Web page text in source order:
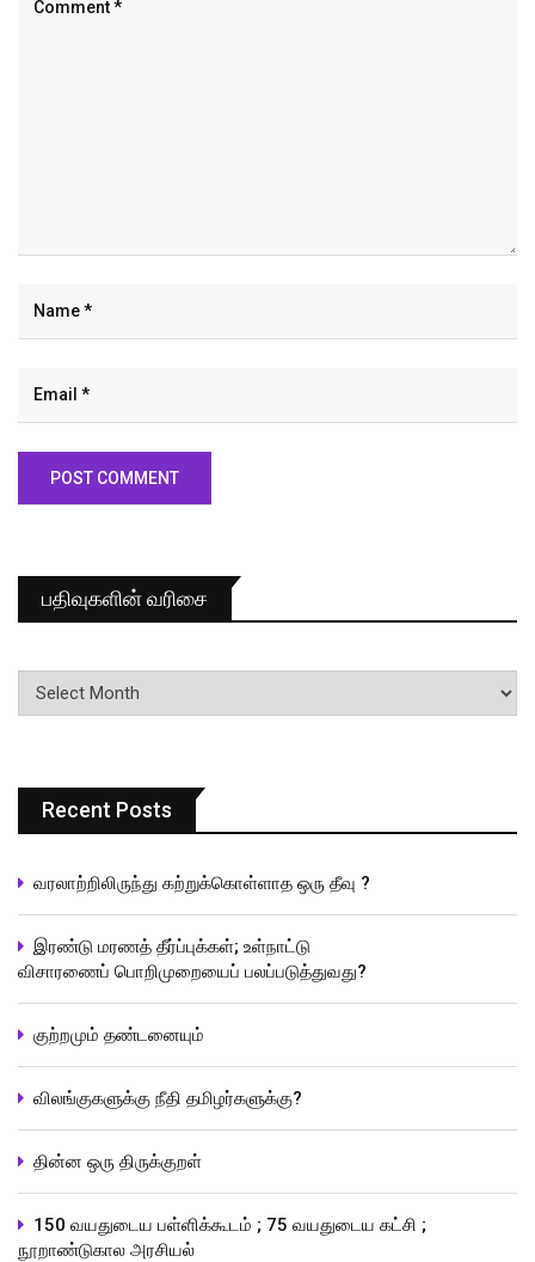
பதிவுகளின் வரிசை
பதிவுகளின்
வரிசை
Recent Posts
வரலாற்றிலிருந்து கற்றுக்கொள்ளாத ஒரு தீவு ?
இரண்டு மரணத் தீர்ப்புக்கள்; உள்நாட்டு
விசாரணைப் பொறிமுறையைப் பலப்படுத்துவது?
குற்றமும் தண்டனையும்
விலங்குகளுக்கு நீதி தமிழர்களுக்கு?
தின்ன ஒரு திருக்குறள்
150 வயதுடைய பள்ளிக்கூடம் ; 75 வயதுடைய கட்சி ;
நூறாண்டுகால அரசியல்